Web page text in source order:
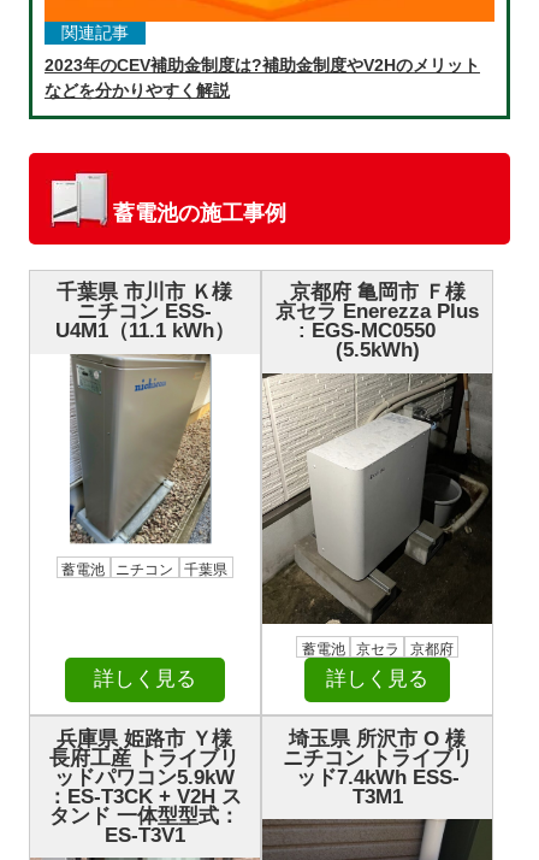
関連記事
2023年のCEV補助金制度は?補助金制度やV2Hのメリット
などを分かりやすく解説
蓄電池の施工事例
千葉県 市川市 Ｋ様
ニチコン ESS-
U4M1（11.1 kWh）
蓄電池 ニチコン 千葉県
詳しく見る
京都府 亀岡市 Ｆ様
京セラ Enerezza Plus
: EGS-MC0550
(5.5kWh)
蓄電池 京セラ 京都府
詳しく見る
兵庫県 姫路市 Ｙ様
長府工産 トライブリ
ッドパワコン5.9kW
：ES-T3CK + V2H ス
タンド 一体型型式：
ES-T3V1
埼玉県 所沢市 О 様
ニチコン トライブリ
ッド7.4kWh ESS-
T3M1